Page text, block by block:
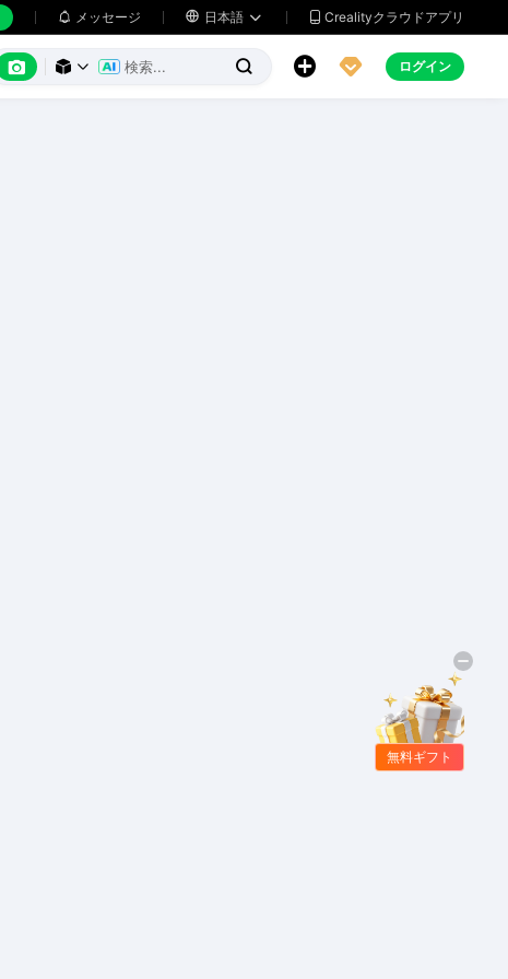
 メッセージ  日本語   Crealityクラウドアプリ
      ログイン
無料ギフト